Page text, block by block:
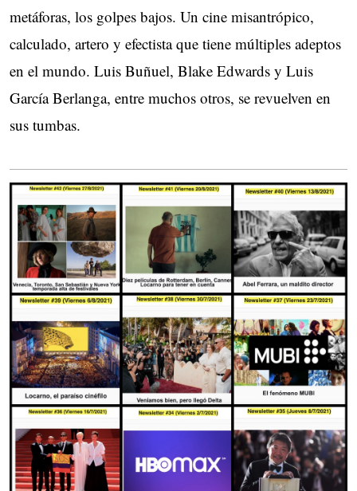
metáforas, los golpes bajos. Un cine misantrópico,
calculado, artero y efectista que tiene múltiples adeptos
en el mundo. Luis Buñuel, Blake Edwards y Luis
García Berlanga, entre muchos otros, se revuelven en
sus tumbas.